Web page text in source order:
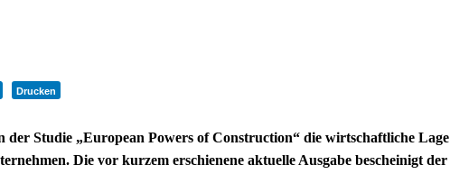
Drucken
Studie „European Powers of Construction“ die wirtschaftliche Lage
Die vor kurzem erschienene aktuelle Ausgabe bescheinigt der